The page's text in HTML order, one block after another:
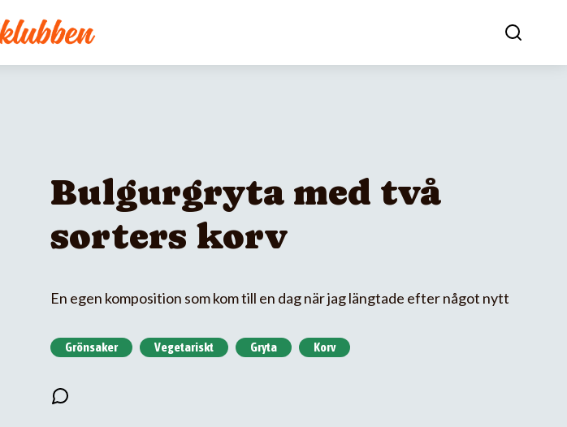
Bulgurgryta med två
sorters korv
En egen komposition som kom till en dag när jag längtade efter något nytt
Grönsaker Vegetariskt Gryta Korv